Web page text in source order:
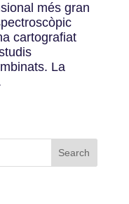
més gran
cartografiat
La